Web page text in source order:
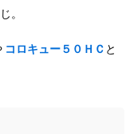
。
コロキュー５０ＨＣ と